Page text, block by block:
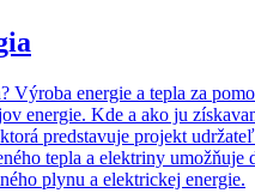
Výroba energie a tepla za
energie. Kde a ako ju
predstavuje projekt
tepla a elektriny umožňuje
plynu a elektrickej energie.